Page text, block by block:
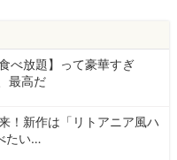
べ放題】って豪華すぎ
最高だ
！新作は「リトアニア風ハ
たい…